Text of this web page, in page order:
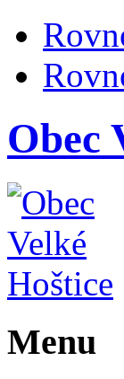
Obec
Menu